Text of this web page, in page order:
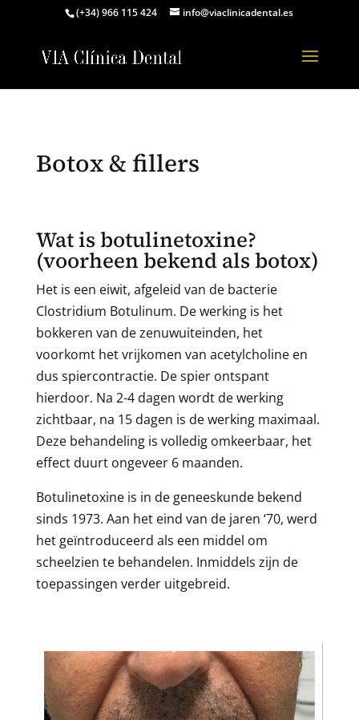
(+34) 966 115 424 info@viaclinicadental.es
Botox & fillers
Wat is botulinetoxine?
(voorheen bekend als botox)
Het is een eiwit, afgeleid van de bacterie
Clostridium Botulinum. De werking is het
bokkeren van de zenuwuiteinden, het
voorkomt het vrijkomen van acetylcholine en
dus spiercontractie. De spier ontspant
hierdoor. Na 2-4 dagen wordt de werking
zichtbaar, na 15 dagen is de werking maximaal.
Deze behandeling is volledig omkeerbaar, het
effect duurt ongeveer 6 maanden.
Botulinetoxine is in de geneeskunde bekend
sinds 1973. Aan het eind van de jaren ‘70, werd
het geïntroduceerd als een middel om
scheelzien te behandelen. Inmiddels zijn de
toepassingen verder uitgebreid.